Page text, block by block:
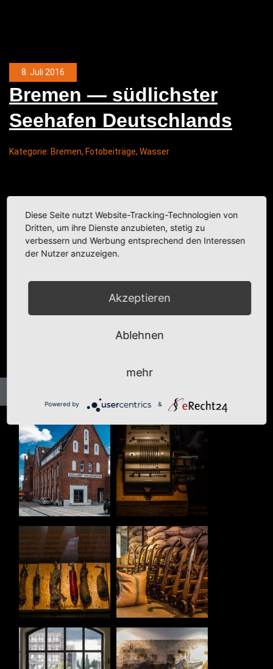
8. Juli 2016
Bre­men — süd­lichs­ter
See­ha­fen Deutschlands
Kategorie: Bremen, Fotobeiträge, Wasser
Diese Seite nutzt Website-Tracking-Technologien von
Dritten, um ihre Dienste anzubieten, stetig zu
verbessern und Werbung entsprechend den Interessen
der Nutzer anzuzeigen.
Akzeptieren
Ablehnen
mehr
Powered by &